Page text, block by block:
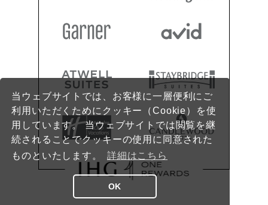
当ウェブサイトでは、お客様に一層便利にご
利用いただくためにクッキー（Cookie）を使
用しています。 当ウェブサイトでは閲覧を継
続されることでクッキーの使用に同意された
ものといたします。
詳細はこちら
OK